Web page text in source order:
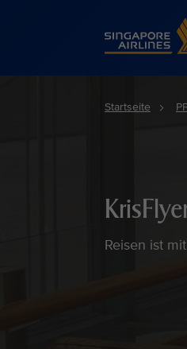
Singapore
Startseite
Reisen ist